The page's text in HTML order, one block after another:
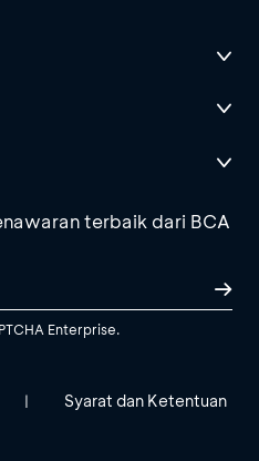
terbaik dari BCA
Enterprise.
| Syarat dan Ketentuan